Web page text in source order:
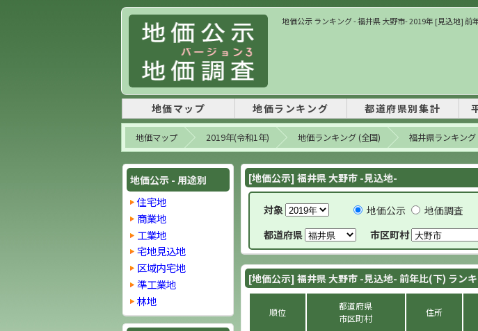
地価公示 ランキング - 福井県 大野市- 2019年 [見込地] 前
地価マップ 地価ランキング 都道府県別集計
地価マップ 2019年(令和1年) 地価ランキング (全国) 福井県ランキング
地価公示 - 用途別
住宅地
商業地
工業地
宅地見込地
区域内宅地
準工業地
林地
[地価公示] 福井県 大野市 -見込地-
対象 地価公示 地価調査
都道府県
市区町村
[地価公示] 福井県 大野市 -見込地- 前年比(下) ラン
順位
都道府県
市区町村
住所